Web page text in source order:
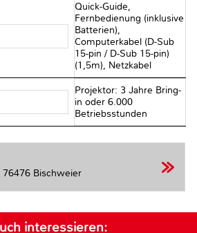
Quick-Guide,
Fernbedienung (inklusive
Batterien),
Computerkabel (D-Sub
15-pin / D-Sub 15-pin)
(1,5m), Netzkabel
Projektor: 3 Jahre Bring-
in oder 6.000
Betriebsstunden
76476 Bischweier
interessieren: